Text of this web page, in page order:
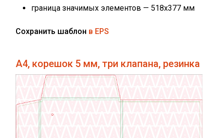
граница значимых элементов — 518х377 мм
Сохранить шаблон в EPS
А4, корешок 5 мм, три клапана, резинка